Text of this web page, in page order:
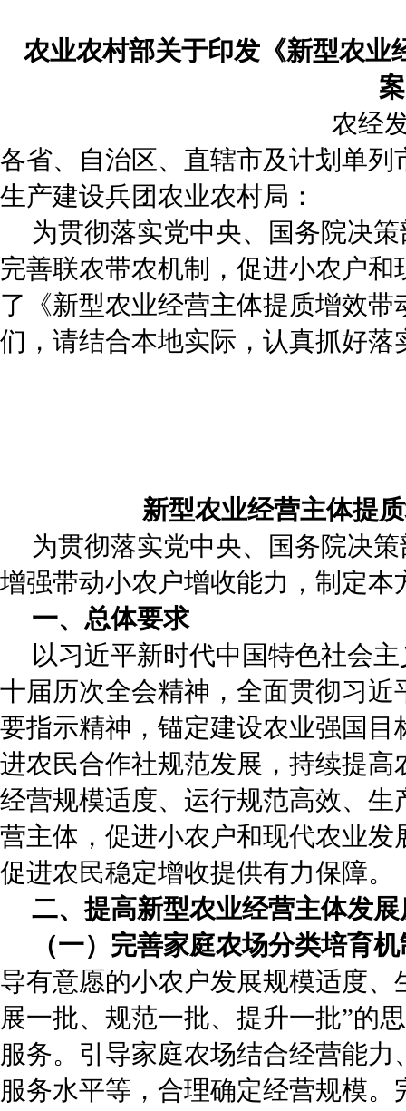
农业农村部关于印发《新型农业
农经
各省、自治区、直辖市及计划单
生产建设兵团农业农村局：
为贯彻落实党中央、国务院决策
完善联农带农机制，促进小农户
了《新型农业经营主体提质增效
们，请结合本地实际，认真抓好落
新型农业经营主体提
为贯彻落实党中央、国务院决策
增强带动小农户增收能力，制定本
一、总体要求
以习近平新时代中国特色社会主
十届历次全会精神，全面贯彻习
要指示精神，锚定建设农业强国
进农民合作社规范发展，持续提
经营规模适度、运行规范高效、
营主体，促进小农户和现代农业
促进农民稳定增收提供有力保障。
二、提高新型农业经营主体发展
（一）完善家庭农场分类培育机
导有意愿的小农户发展规模适度
展一批、规范一批、提升一批”的
服务。引导家庭农场结合经营能
服务水平等，合理确定经营规模